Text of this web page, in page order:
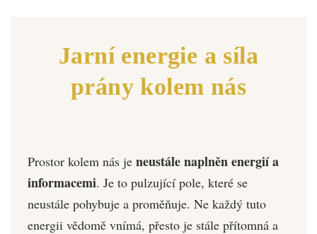
Jarní energie a síla
prány kolem nás
Prostor kolem nás je neustále naplněn energií a
informacemi. Je to pulzující pole, které se
neustále pohybuje a proměňuje. Ne každý tuto
energii vědomě vnímá, přesto je stále přítomná a